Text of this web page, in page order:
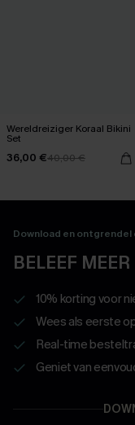
Wereldreiziger Koraal Bikini
Set
36,00 €40,00 €
Download en
BELEEF
10% korting voor
Wees als eerste
Real-time
Geniet van